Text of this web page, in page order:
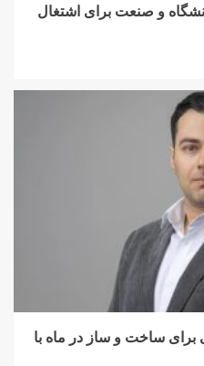
و صنعت برای اشتغال
برای ساخت و ساز در ماه با